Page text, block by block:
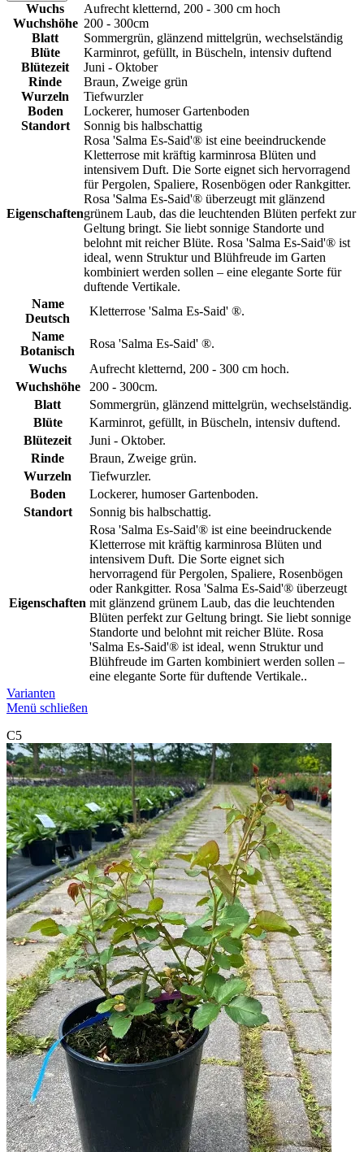
mit glänzend grünem Laub, das die
leuchtenden Blüten perfekt zur Geltung
bringt. Sie liebt sonnige Standorte und
belohnt mit reicher Blüte. Rosa 'Salma Es-
Said'® ist ideal, wenn Struktur und
Blühfreude im Garten kombiniert werden
sollen – eine elegante Sorte für duftende
Vertikale.
Wuchs
Aufrecht kletternd, 200 - 300 cm hoch
Wuchshöhe 200 - 300cm
Blatt
Sommergrün, glänzend mittelgrün, wechselständig
Blüte
Karminrot, gefüllt, in Büscheln, intensiv duftend
Blütezeit
Juni - Oktober
Rinde
Braun, Zweige grün
Wurzeln
Tiefwurzler
Boden
Lockerer, humoser Gartenboden
Standort
Sonnig bis halbschattig
Eigenschaften
Rosa 'Salma Es-Said'® ist eine beeindruckende
Kletterrose mit kräftig karminrosa Blüten und
intensivem Duft. Die Sorte eignet sich hervorragend
für Pergolen, Spaliere, Rosenbögen oder Rankgitter.
Rosa 'Salma Es-Said'® überzeugt mit glänzend
grünem Laub, das die leuchtenden Blüten perfekt zur
Geltung bringt. Sie liebt sonnige Standorte und
belohnt mit reicher Blüte. Rosa 'Salma Es-Said'® ist
ideal, wenn Struktur und Blühfreude im Garten
kombiniert werden sollen – eine elegante Sorte für
duftende Vertikale.
Name
Deutsch
Kletterrose 'Salma Es-Said' ®.
Name
Botanisch
Rosa 'Salma Es-Said' ®.
Wuchs
Aufrecht kletternd, 200 - 300 cm hoch.
Wuchshöhe
200 - 300cm.
Blatt
Sommergrün, glänzend mittelgrün, wechselständig.
Blüte
Karminrot, gefüllt, in Büscheln, intensiv duftend.
Blütezeit
Juni - Oktober.
Rinde
Braun, Zweige grün.
Wurzeln
Tiefwurzler.
Boden
Lockerer, humoser Gartenboden.
Standort
Sonnig bis halbschattig.
Eigenschaften
Rosa 'Salma Es-Said'® ist eine beeindruckende
Kletterrose mit kräftig karminrosa Blüten und
intensivem Duft. Die Sorte eignet sich
hervorragend für Pergolen, Spaliere, Rosenbögen
oder Rankgitter. Rosa 'Salma Es-Said'® überzeugt
mit glänzend grünem Laub, das die leuchtenden
Blüten perfekt zur Geltung bringt. Sie liebt sonnige
Standorte und belohnt mit reicher Blüte. Rosa
'Salma Es-Said'® ist ideal, wenn Struktur und
Blühfreude im Garten kombiniert werden sollen –
eine elegante Sorte für duftende Vertikale..
Varianten
Menü schließen
C5